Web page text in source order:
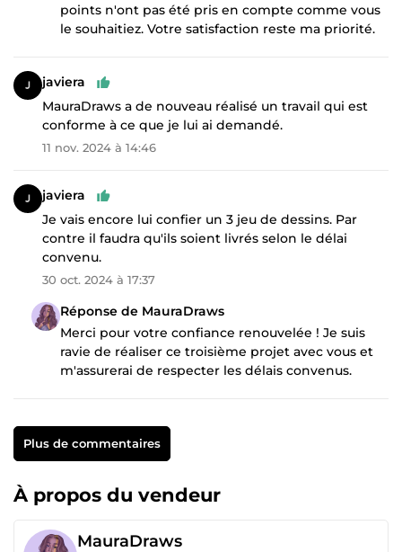
points n'ont pas été pris en compte comme vous
le souhaitiez. Votre satisfaction reste ma priorité.
javiera
MauraDraws a de nouveau réalisé un travail qui est
conforme à ce que je lui ai demandé.
11 nov. 2024 à 14:46
javiera
Je vais encore lui confier un 3 jeu de dessins. Par
contre il faudra qu'ils soient livrés selon le délai
convenu.
30 oct. 2024 à 17:37
Réponse de MauraDraws
Merci pour votre confiance renouvelée ! Je suis
ravie de réaliser ce troisième projet avec vous et
m'assurerai de respecter les délais convenus.
Plus de commentaires
À propos du vendeur
MauraDraws